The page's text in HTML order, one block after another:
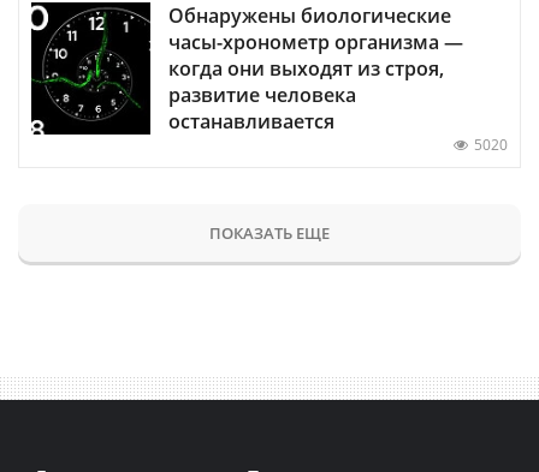
Обнаружены биологические
часы-хронометр организма —
когда они выходят из строя,
развитие человека
останавливается
5020
ПОКАЗАТЬ ЕЩЕ